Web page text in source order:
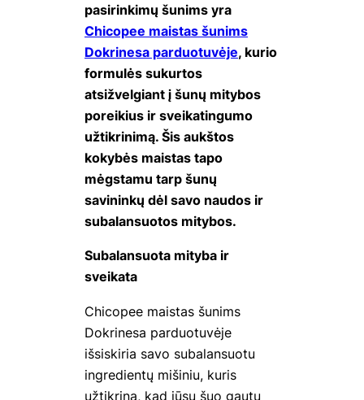
pasirinkimų šunims yra
Chicopee maistas šunims
Dokrinesa parduotuvėje, kurio
formulės sukurtos
atsižvelgiant į šunų mitybos
poreikius ir sveikatingumo
užtikrinimą. Šis aukštos
kokybės maistas tapo
mėgstamu tarp šunų
savininkų dėl savo naudos ir
subalansuotos mitybos.
Subalansuota mityba ir
sveikata
Chicopee maistas šunims
Dokrinesa parduotuvėje
išsiskiria savo subalansuotu
ingredientų mišiniu, kuris
užtikrina, kad jūsų šuo gautų